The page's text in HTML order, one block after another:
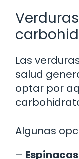
Las
salud
optar por
Algunas
–